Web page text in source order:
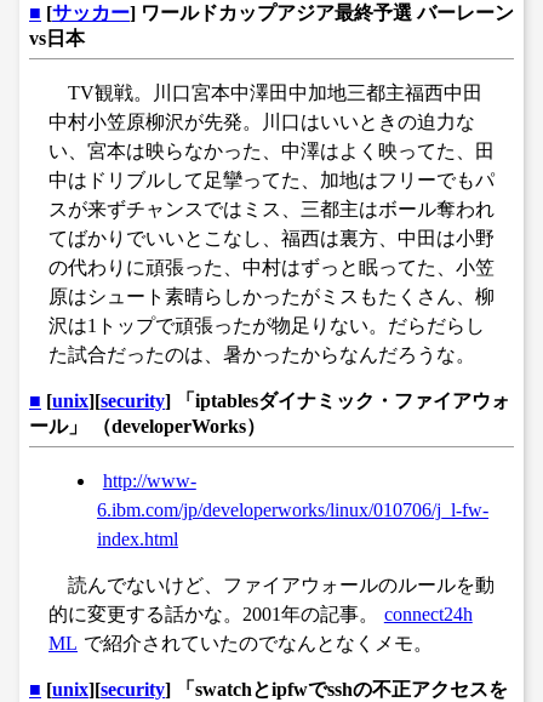
■ [サッカー] ワールドカップアジア最終予選 バーレーン
vs日本
TV観戦。川口宮本中澤田中加地三都主福西中田
中村小笠原柳沢が先発。川口はいいときの迫力な
い、宮本は映らなかった、中澤はよく映ってた、田
中はドリブルして足攣ってた、加地はフリーでもパ
スが来ずチャンスではミス、三都主はボール奪われ
てばかりでいいとこなし、福西は裏方、中田は小野
の代わりに頑張った、中村はずっと眠ってた、小笠
原はシュート素晴らしかったがミスもたくさん、柳
沢は1トップで頑張ったが物足りない。だらだらし
た試合だったのは、暑かったからなんだろうな。
■ [unix][security] 「iptablesダイナミック・ファイアウォ
ール」 （developerWorks）
http://www-
6.ibm.com/jp/developerworks/linux/010706/j_l-fw-
index.html
読んでないけど、ファイアウォールのルールを動
的に変更する話かな。2001年の記事。
connect24h
ML で紹介されていたのでなんとなくメモ。
■ [unix][security] 「swatchとipfwでsshの不正アクセスを